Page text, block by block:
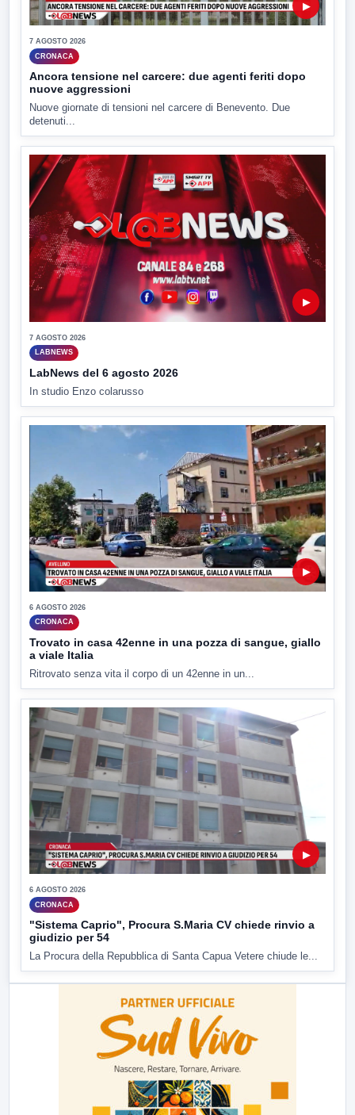
▶
7 AGOSTO 2026
CRONACA
Ancora tensione nel carcere: due agenti feriti dopo
nuove aggressioni
Nuove giornate di tensioni nel carcere di Benevento. Due
detenuti...
▶
7 AGOSTO 2026
LABNEWS
LabNews del 6 agosto 2026
In studio Enzo colarusso
▶
6 AGOSTO 2026
CRONACA
Trovato in casa 42enne in una pozza di sangue, giallo
a viale Italia
Ritrovato senza vita il corpo di un 42enne in un...
▶
6 AGOSTO 2026
CRONACA
"Sistema Caprio", Procura S.Maria CV chiede rinvio a
giudizio per 54
La Procura della Repubblica di Santa Capua Vetere chiude le...